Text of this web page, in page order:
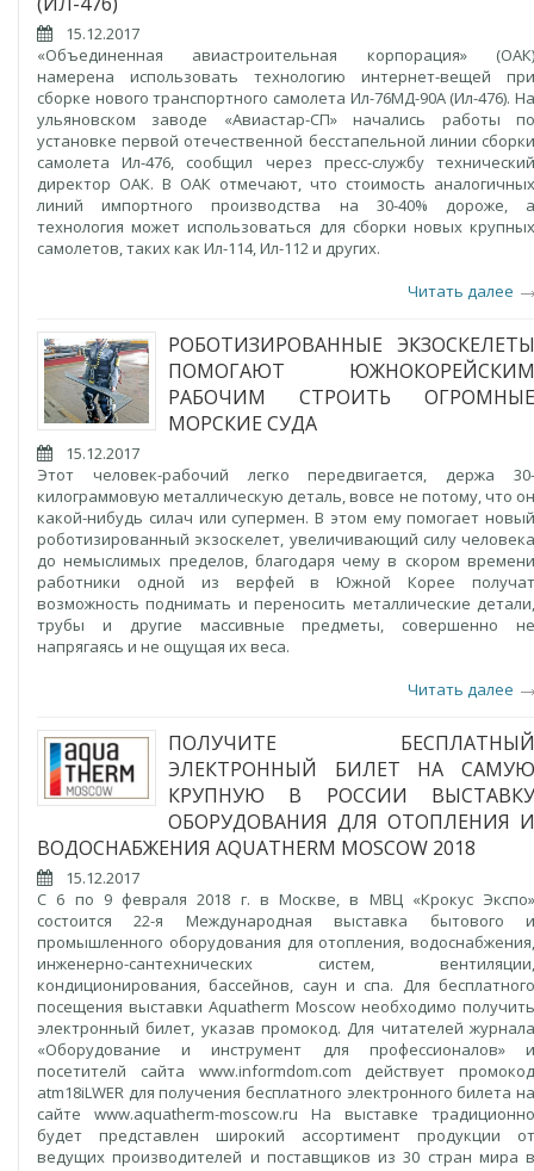
15.12.2017
«Объединенная авиастроительная корпорация» (ОАК)
намерена использовать технологию интернет-вещей при
сборке нового транспортного самолета Ил-76МД-90А (Ил-476). На
ульяновском заводе «Авиастар-СП» начались работы по
установке первой отечественной бесстапельной линии сборки
самолета Ил-476, сообщил через пресс-службу технический
директор ОАК. В ОАК отмечают, что стоимость аналогичных
линий импортного производства на 30-40% дороже, а
технология может использоваться для сборки новых крупных
самолетов, таких как Ил-114, Ил-112 и других.
Читать далее
РОБОТИЗИРОВАННЫЕ ЭКЗОСКЕЛЕТЫ
ПОМОГАЮТ ЮЖНОКОРЕЙСКИМ
РАБОЧИМ СТРОИТЬ ОГРОМНЫЕ
МОРСКИЕ СУДА
15.12.2017
Этот человек-рабочий легко передвигается, держа 30-
килограммовую металлическую деталь, вовсе не потому, что он
какой-нибудь силач или супермен. В этом ему помогает новый
роботизированный экзоскелет, увеличивающий силу человека
до немыслимых пределов, благодаря чему в скором времени
работники одной из верфей в Южной Корее получат
возможность поднимать и переносить металлические детали,
трубы и другие массивные предметы, совершенно не
напрягаясь и не ощущая их веса.
Читать далее
ПОЛУЧИТЕ БЕСПЛАТНЫЙ
ЭЛЕКТРОННЫЙ БИЛЕТ НА САМУЮ
КРУПНУЮ В РОССИИ ВЫСТАВКУ
ОБОРУДОВАНИЯ ДЛЯ ОТОПЛЕНИЯ И
ВОДОСНАБЖЕНИЯ AQUATHERM MOSCOW 2018
15.12.2017
C 6 по 9 февраля 2018 г. в Москве, в МВЦ «Крокус Экспо»
состоится 22-я Международная выставка бытового и
промышленного оборудования для отопления, водоснабжения,
инженерно-сантехнических систем, вентиляции,
кондиционирования, бассейнов, саун и спа. Для бесплатного
посещения выставки Aquatherm Moscow необходимо получить
электронный билет, указав промокод. Для читателей журнала
«Оборудование и инструмент для профессионалов» и
посетителй сайта www.informdom.com действует промокод
atm18iLWER для получения бесплатного электронного билета на
сайте www.aquatherm-moscow.ru На выставке традиционно
будет представлен широкий ассортимент продукции от
ведущих производителей и поставщиков из 30 стран мира в